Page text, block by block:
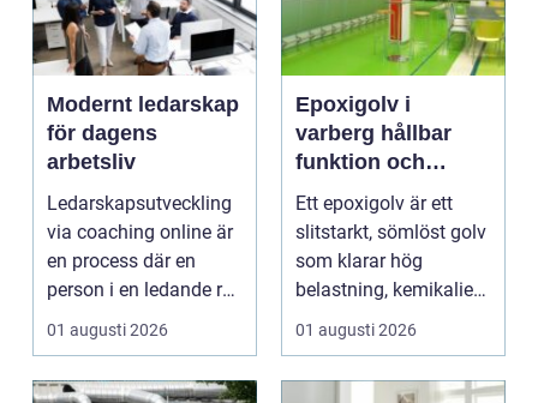
Modernt ledarskap
för dagens
arbetsliv
Ledarskapsutveckling
via coaching online är
en process där en
person i en ledande roll
f&a...
01 augusti 2026
Epoxigolv i
varberg hållbar
funktion och
snygg design i
samma lösning
Ett epoxigolv är ett
slitstarkt, sömlöst golv
som klarar hög
belastning, kemikalier
och väta utan at...
01 augusti 2026